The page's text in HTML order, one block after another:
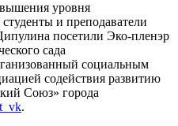
уровня
и преподаватели
посетили Эко-пленэр
сада
социальным
содействия развитию
Союз» города
.